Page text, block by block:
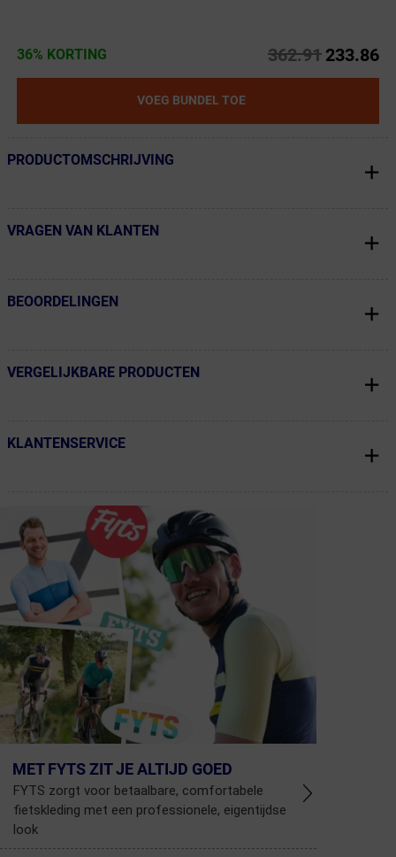
36% KORTING 362.91 233.86
VOEG BUNDEL TOE
← Terug naar productnavigatie
PRODUCTOMSCHRIJVING
← Terug naar productnavigatie
VRAGEN VAN KLANTEN
← Terug naar productnavigatie
BEOORDELINGEN
← Terug naar productnavigatie
VERGELIJKBARE PRODUCTEN
← Terug naar productnavigatie
KLANTENSERVICE
MET FYTS ZIT JE ALTIJD GOED
FYTS zorgt voor betaalbare, comfortabele
fietskleding met een professionele, eigentijdse
look